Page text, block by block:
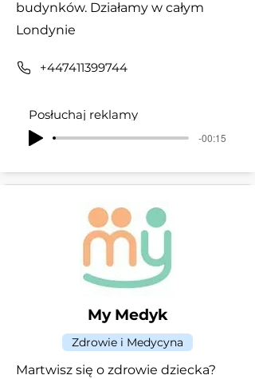
budynków. Działamy w całym
Londynie
+447411399744
Posłuchaj reklamy
-00:15
My Medyk
Zdrowie i Medycyna
Martwisz się o zdrowie dziecka?